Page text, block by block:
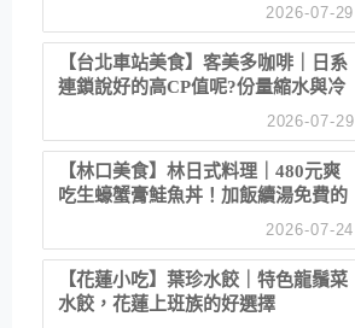
2026-07-29
【台北車站美食】客美多咖啡｜日系
連鎖說好的高CP值呢?份量縮水與冷
2026-07-29
【林口美食】林日式料理｜480元爽
吃生蠔蟹膏鮭魚丼！加飯續湯免費的
2026-07-24
【花蓮小吃】葉珍水餃｜特色龍鬚菜
水餃，花蓮上班族的好選擇